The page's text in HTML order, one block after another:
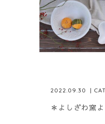
2022.09.30 |
＊よしざわ窯